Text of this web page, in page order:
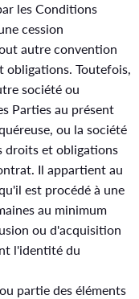
les Conditions
cession
autre convention
obligations. Toutefois,
société ou
Parties au présent
ou la société
droits et obligations
Il appartient au
est procédé à une
au minimum
ou d'acquisition
l'identité du
partie des éléments